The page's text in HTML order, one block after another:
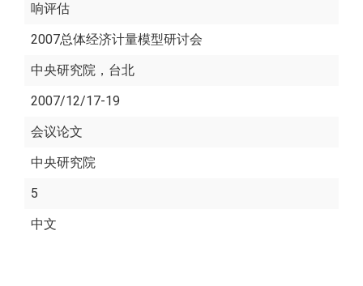
响评估
2007总体经济计量模型研讨会
中央研究院，台北
2007/12/17-19
会议论文
中央研究院
5
中文